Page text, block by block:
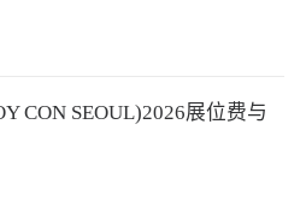
CON SEOUL)2026展位费与